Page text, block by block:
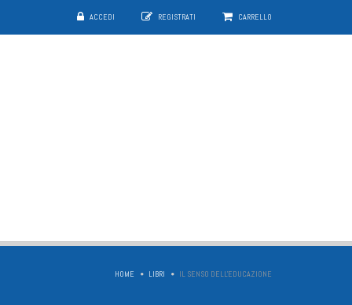
ACCEDI REGISTRATI CARRELLO
HOME LIBRI IL SENSO DELL'EDUCAZIONE